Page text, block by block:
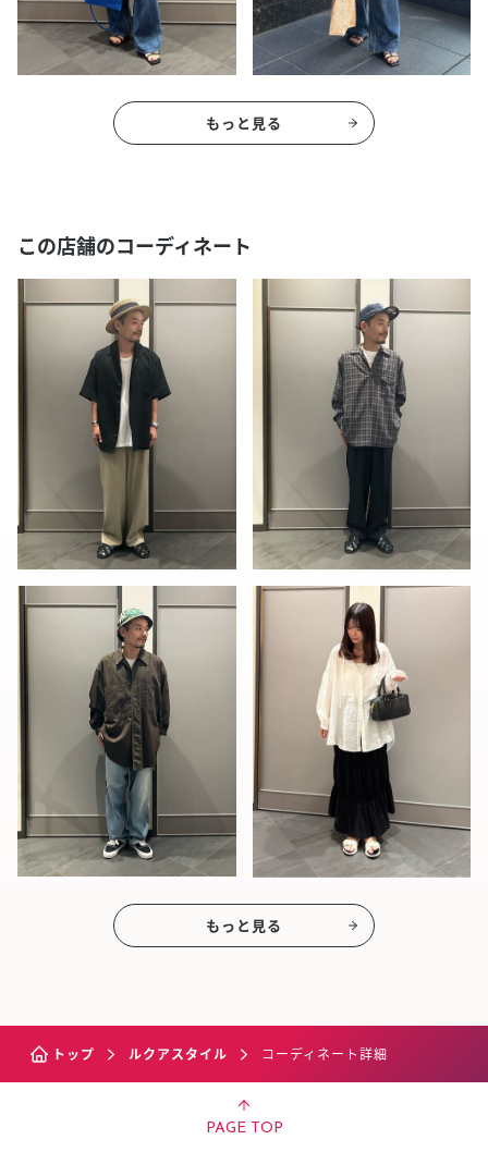
もっと見る
この店舗のコーディネート
もっと見る
トップ ルクアスタイル コーディネート詳細
PAGE TOP